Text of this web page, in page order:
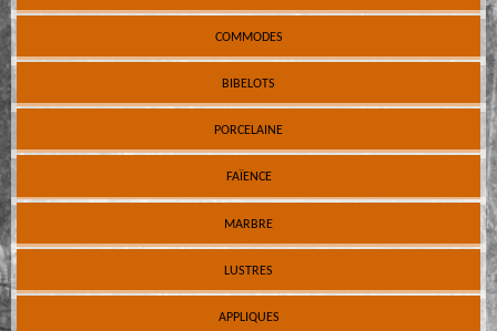
COMMODES
BIBELOTS
PORCELAINE
FAÏENCE
MARBRE
LUSTRES
APPLIQUES